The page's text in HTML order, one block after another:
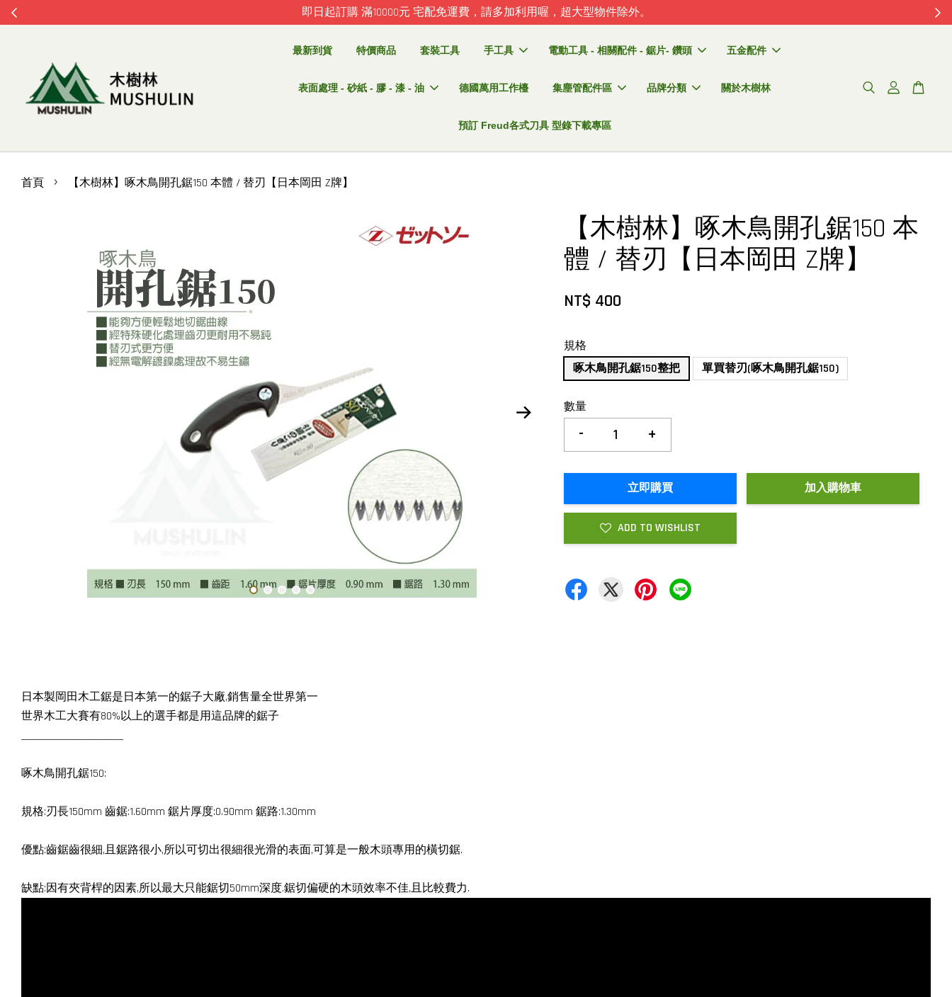
即日起訂購 滿10000元 宅配免運費，請多加利用喔，超大型物件除外。
最新到貨 特價商品 套裝工具 手工具 電動工具 - 相關配件 - 鋸片- 鑽頭 五金配件
表面處理 - 砂紙 - 膠 - 漆 - 油 德國萬用工作檯 集塵管配件區 品牌分類 關於木樹林
預訂 Freud各式刀具 型錄下載專區
首頁 › 【木樹林】啄木鳥開孔鋸150 本體 / 替刃【日本岡田 Z牌】
【木樹林】啄木鳥開孔鋸150 本
體 / 替刃【日本岡田 Z牌】
NT$ 400
規格
啄木鳥開孔鋸150整把
單買替刃(啄木鳥開孔鋸150)
數量
- +
立即購買 加入購物車
ADD TO WISHLIST
日本製岡田木工鋸是日本第一的鋸子大廠,銷售量全世界第一
世界木工大賽有80%以上的選手都是用這品牌的鋸子
啄木鳥開孔鋸150:
規格:刃長150mm 齒鋸:1.60mm 鋸片厚度:0.90mm 鋸路:1.30mm
優點:齒鋸齒很細,且鋸路很小,所以可切出很細很光滑的表面,可算是一般木頭專用的橫切鋸.
缺點:因有夾背桿的因素,所以最大只能鋸切50mm深度.鋸切偏硬的木頭效率不佳,且比較費力.